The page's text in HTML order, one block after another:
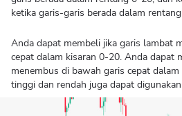
ketika garis-garis berada dalam
Anda dapat membeli jika garis lambat
cepat dalam kisaran 0-20. Anda dapat
menembus di bawah garis cepat
tinggi dan rendah juga dapat